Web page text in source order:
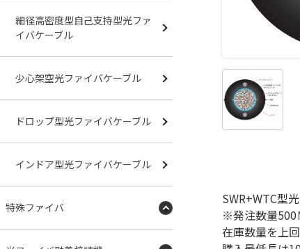
SWR+WTC型
※発注数量500
在庫数量を上
細径高密度型自己支持型光ファ
イバケーブル
少心架空光ファイバケーブル
ドロップ型光ファイバケーブル
インドア型光ファイバケーブル
特殊ファイバ